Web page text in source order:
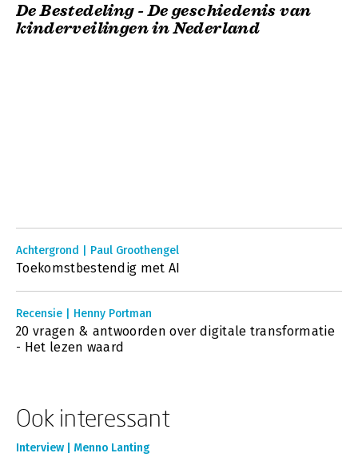
De Bestedeling - De geschiedenis van
kinderveilingen in Nederland
Achtergrond | Paul Groothengel
Toekomstbestendig met AI
Recensie | Henny Portman
20 vragen & antwoorden over digitale transformatie
- Het lezen waard
Ook interessant
Interview | Menno Lanting